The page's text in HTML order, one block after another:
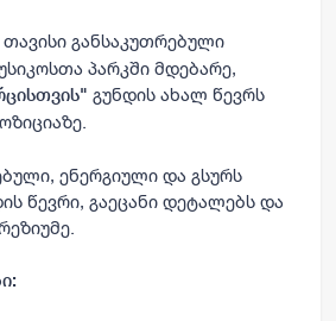
თავისი განსაკუთრებული
პარკში მდებარე,
გუნდის ახალ წევრს
ენერგიული და გსურს
წევრი, გაეცანი დეტალებს და